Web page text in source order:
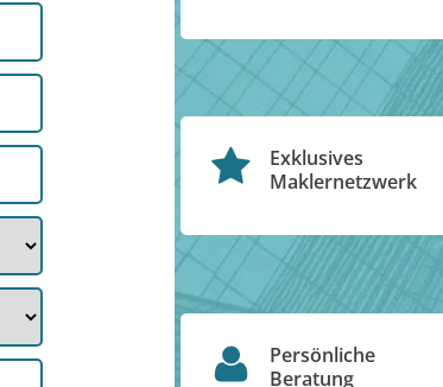
Exklusives
Maklernetzwerk
Persönliche
Beratung